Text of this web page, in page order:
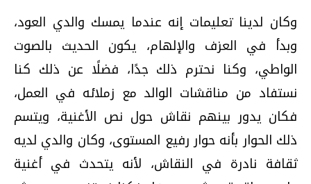
وكان لدينا تعليمات إنه عندما يمسك والدي العود،
وبدأ في العزف والإلهام، يكون الحديث بالصوت
الواطي، وكنا نحترم ذلك جدًا، فضلًا عن ذلك كنا
نستفاد من مناقشات الوالد مع زملائه في العمل،
فكان يدور بينهم نقاش حول نص الأغنية، ويتسم
ذلك الحوار بأنه حوار رفيع المستوى، وكان والدي لديه
ثقافة نادرة في النقاش، لأنه يتحدث في أغنية